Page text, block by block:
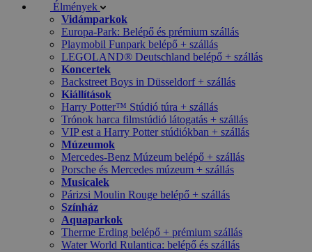
Élmények
Vidámparkok
Europa-Park: Belépő és prémium szállás
Playmobil Funpark belépő + szállás
LEGOLAND® Deutschland belépő + szállás
Koncertek
Backstreet Boys in Düsseldorf + szállás
Kiállítások
Harry Potter™ Stúdió túra + szállás
Trónok harca filmstúdió látogatás + szállás
VIP est a Harry Potter stúdiókban + szállás
Múzeumok
Mercedes-Benz Múzeum belépő + szállás
Porsche és Mercedes múzeum + szállás
Musicalek
Párizsi Moulin Rouge belépő + szállás
Színház
Aquaparkok
Therme Erding belépő + prémium szállás
Water World Rulantica: belépő és szállás